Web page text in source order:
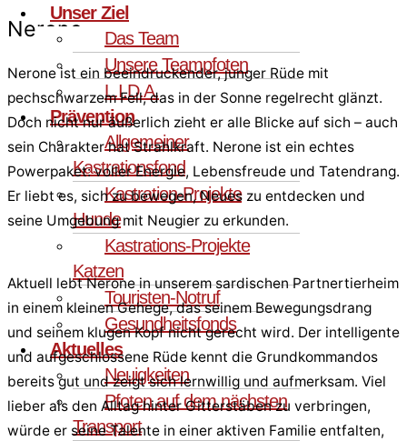
Unser Ziel
Das Team
Unsere Teampfoten
L.I.D.A.
Prävention
Allgemeiner
Kastrationsfond
Kastration-Projekte
Hunde
Kastrations-Projekte
Katzen
Touristen-Notruf
Gesundheitsfonds
Aktuelles
Neuigkeiten
Pfoten auf dem nächsten
Transport
Nerone
Nerone ist ein beeindruckender, junger Rüde mit
pechschwarzem Fell, das in der Sonne regelrecht glänzt.
Doch nicht nur äußerlich zieht er alle Blicke auf sich – auch
sein Charakter hat Strahlkraft. Nerone ist ein echtes
Powerpaket: voller Energie, Lebensfreude und Tatendrang.
Er liebt es, sich zu bewegen, Neues zu entdecken und
seine Umgebung mit Neugier zu erkunden.
Aktuell lebt Nerone in unserem sardischen Partnertierheim
in einem kleinen Gehege, das seinem Bewegungsdrang
und seinem klugen Kopf nicht gerecht wird. Der intelligente
und aufgeschlossene Rüde kennt die Grundkommandos
bereits gut und zeigt sich lernwillig und aufmerksam. Viel
lieber als den Alltag hinter Gitterstäben zu verbringen,
würde er seine Talente in einer aktiven Familie entfalten,